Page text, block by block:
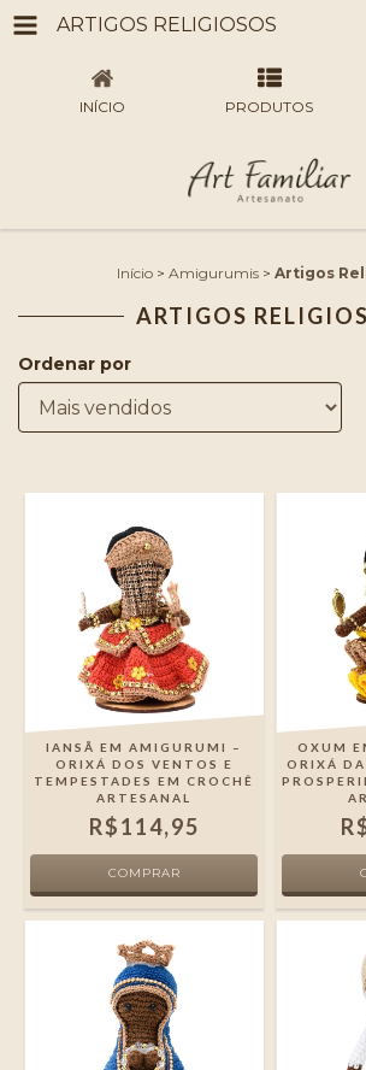
ARTIGOS RELIGIOSOS
INÍCIO PRODUTOS
Início > Amigurumis > Artigos
ARTIGOS
Ordenar por
IANSÃ EM AMIGURUMI –
ORIXÁ DOS VENTOS E
TEMPESTADES EM CROCHÊ
ARTESANAL
R$114,95
OXUM
ORIXÁ